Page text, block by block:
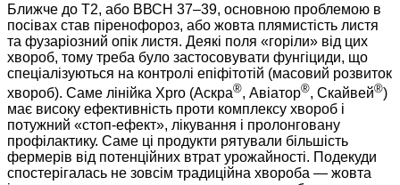
Ближче до Т2, або ВВСН 37–39, основною проблемою в
посівах став піренофороз, або жовта плямистість листя
та фузаріозний опік листя. Деякі поля «горіли» від цих
хвороб, тому треба було застосовувати фунгіциди, що
спеціалізуються на контролі епіфітотій (масовий розвиток
хвороб). Саме лінійка Xpro (Аскра®, Авіатор®, Скайвей®)
має високу ефективність проти комплексу хвороб і
потужний «стоп-ефект», лікування і пролонговану
профілактику. Саме ці продукти рятували більшість
фермерів від потенційних втрат урожайності. Подекуди
спостерігалась не зовсім традиційна хвороба — жовта